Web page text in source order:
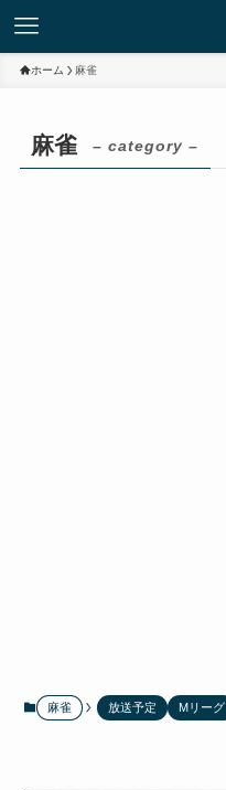
ホーム 麻雀
麻雀 – category –
麻雀 放送予定 Mリーグ